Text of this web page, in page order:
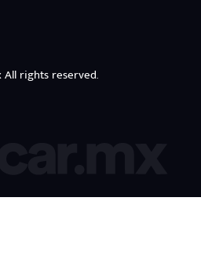
All rights reserved.